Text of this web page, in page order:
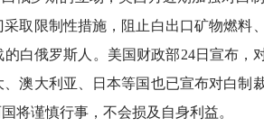
取限制性措施，阻止白出口矿物燃
白俄罗斯人。美国财政部24日宣布
澳大利亚、日本等国也已宣布对白
将谨慎行事，不会损及自身利益。